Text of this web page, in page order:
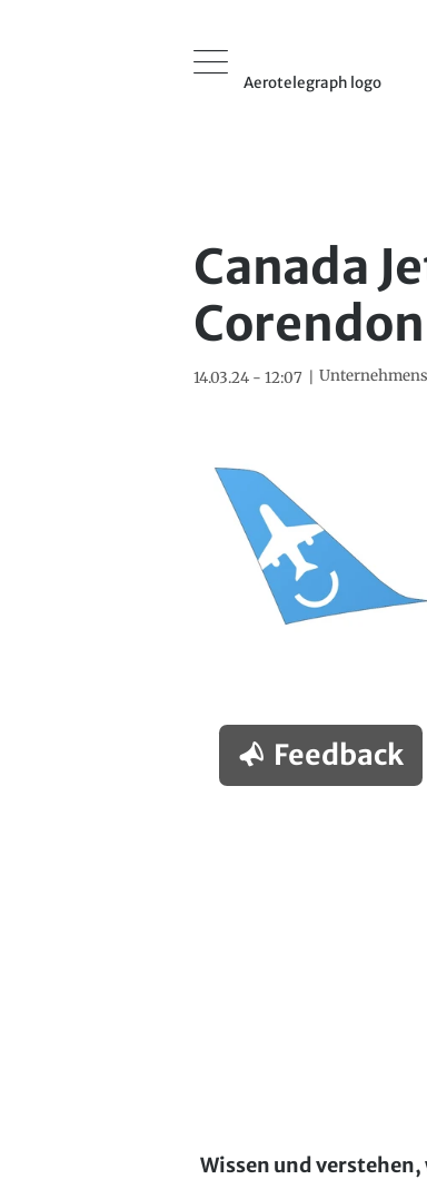
Aerotelegraph logo
Canada
14.03.24 - 12:07
Feedback
Wissen und